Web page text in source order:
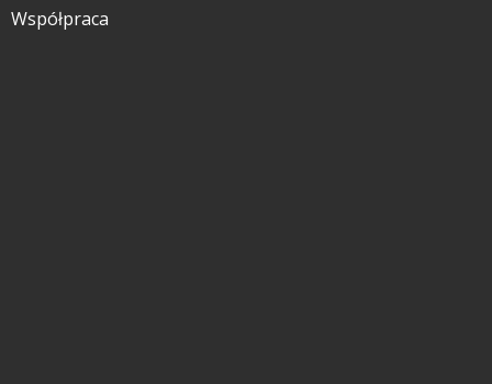
Współpraca